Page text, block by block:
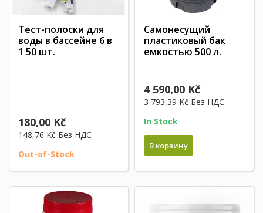
Тест-полоски для
воды в бассейне 6 в
1 50 шт.
180,00 Kč
148,76 Kč Без НДС
Out-of-Stock
Самонесущий
пластиковый бак
емкостью 500 л.
4 590,00 Kč
3 793,39 Kč Без НДС
In Stock
В корзину